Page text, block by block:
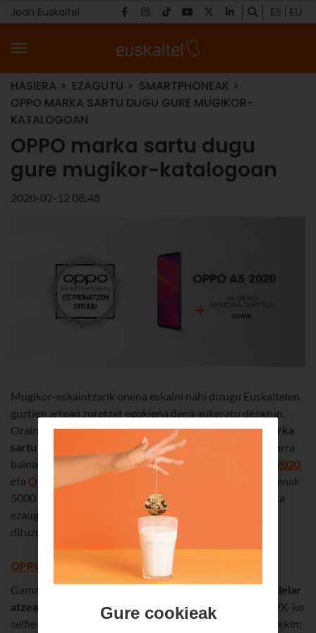
Joan Euskaltel ES EU
HASIERA EZAGUTU
SMARTPHONEAK
OPPO MARKA SARTU DUGU GURE MUGIKOR-
KATALOGOAN
OPPO marka sartu dugu
gure mugikor-katalogoan
2020-02-12 08:48
Mugikor-eskaintzarik onena eskaini nahi dizugu Euskaltelen,
guztien artean zuretzat egokiena dena aukeratu dezazun.
Orain, aukera bat gehiago eskaintzen dizugu,OPPOmarka
sartu baitugu gure katalogoan. Eta aukera bikoitza bakarra
baina hobea denez, bi modelo dakarzkizugu:
OPPO A9 2020
eta OPPO A5 2020
. Marka honen ezaugarri erakargarrienak
5000 mAh-ko bateria eta modeloen lau kamerak dira. Eta
ezaugarri guztietan onena: prezioa. Ezagutu egin behar
dituzu, benetan.
OPPO A9 2020
Gama ertaineko mugikor bat luxuzko prestazioekin:
lau leiar
atzean
, 48 MPX, 8 MPX, 2 MPX eta 2 MPX-koak; 16 MPX-ko
selfie-kamera; 6,5 hazbeteko pantaila HD+ bereizmenarekin;
Gure cookieak